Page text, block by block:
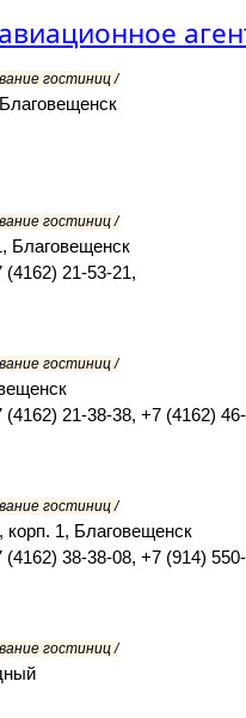
гостиниц /
гостиниц /
Благовещенск
21-53-21,
гостиниц /
21-38-38, +7 (4162)
гостиниц /
1, Благовещенск
38-38-08, +7 (914)
гостиниц /